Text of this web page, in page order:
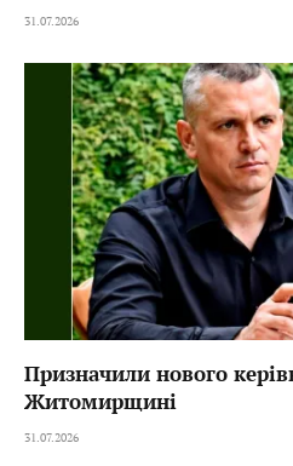
31.07.2026
Призначили нового
Житомирщині
31.07.2026